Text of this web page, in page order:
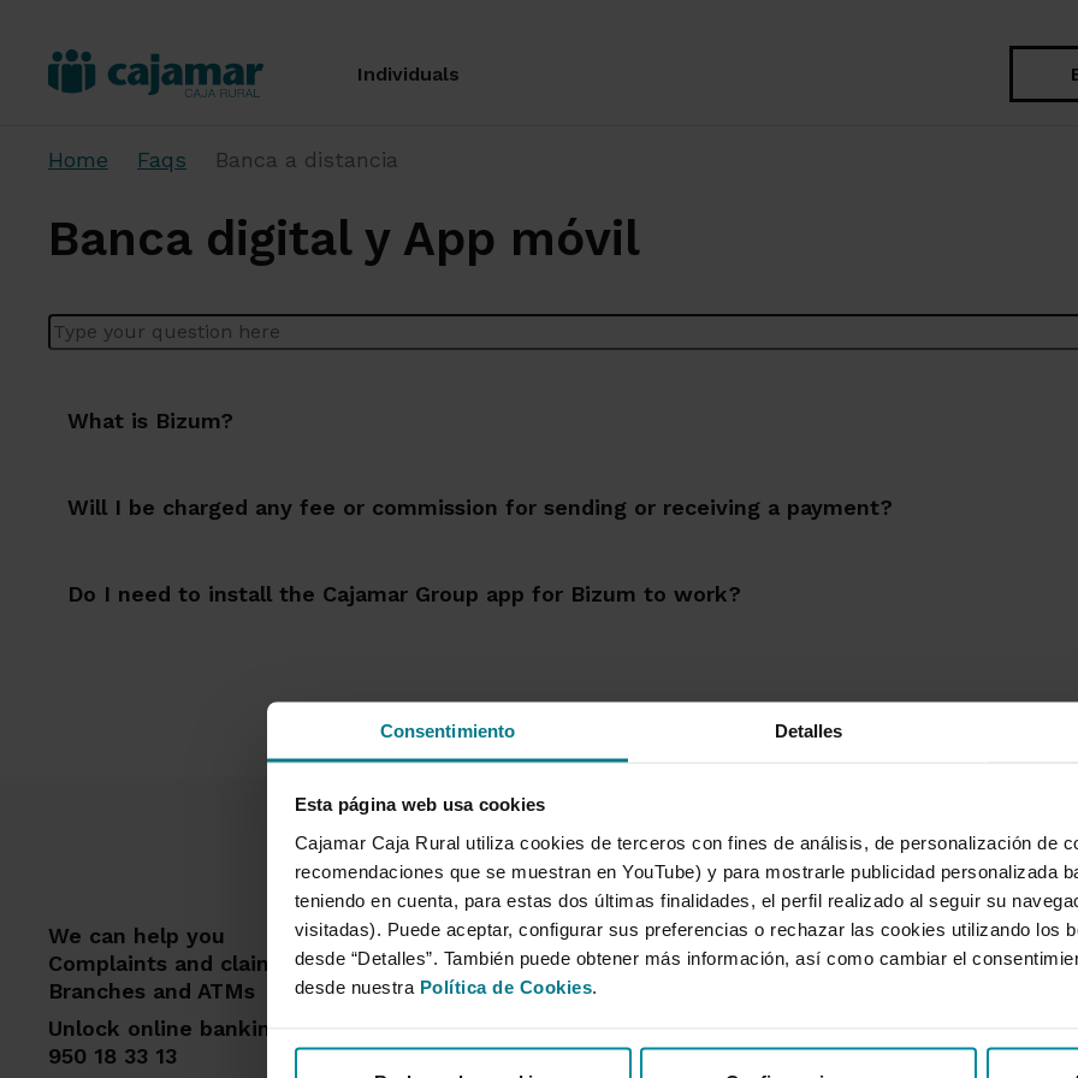
Consentimiento Detalles
Esta página web usa cookies
Cajamar Caja Rural utiliza cookies de terceros con fines de análisis, de personalización de
recomendaciones que se muestran en YouTube) y para mostrarle publicidad personalizada
teniendo en cuenta, para estas dos últimas finalidades, el perfil realizado al seguir su
visitadas). Puede aceptar, configurar sus preferencias o rechazar las cookies utilizando los
desde “Detalles”. También puede obtener más información, así como cambiar el
desde nuestra Política de Cookies
Individuals
Home Faqs Banca a distancia
Banca digital y App móvil
Enter your question here
What is Bizum?
Will I be charged any fee or commission for sending or receiving a payment?
Do I need to install the Cajamar Group app for Bizum to work?
We can help you
Complaints and claims
Branches and ATMs
Unlock online banking access
950 18 33 13
Featured
Mortgages